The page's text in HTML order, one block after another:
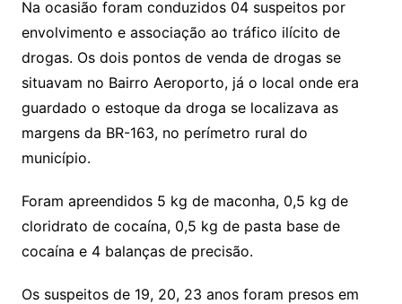
Na ocasião foram conduzidos 04 suspeitos por
envolvimento e associação ao tráfico ilícito de
drogas. Os dois pontos de venda de drogas se
situavam no Bairro Aeroporto, já o local onde era
guardado o estoque da droga se localizava as
margens da BR-163, no perímetro rural do
município.
Foram apreendidos 5 kg de maconha, 0,5 kg de
cloridrato de cocaína, 0,5 kg de pasta base de
cocaína e 4 balanças de precisão.
Os suspeitos de 19, 20, 23 anos foram presos em